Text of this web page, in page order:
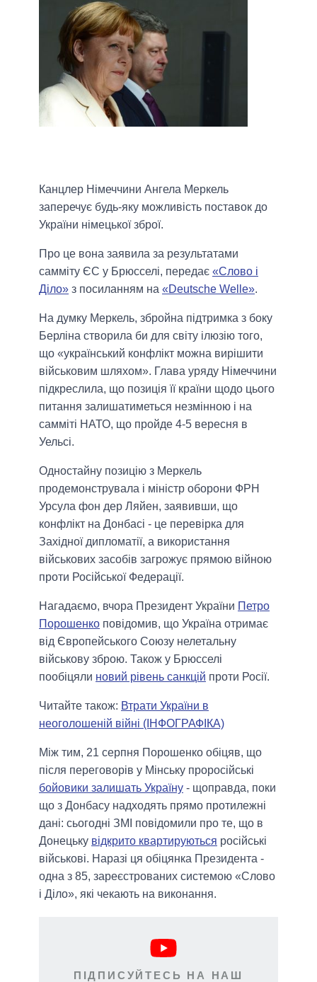
Канцлер Німеччини Ангела Меркель
заперечує будь-яку можливість поставок до
України німецької зброї.
Про це вона заявила за результатами
самміту ЄС у Брюсселі, передає «Слово і
Діло» з посиланням на «Deutsche Welle».
На думку Меркель, збройна підтримка з боку
Берліна створила би для світу ілюзію того,
що «український конфлікт можна вирішити
військовим шляхом». Глава уряду Німеччини
підкреслила, що позиція її країни щодо цього
питання залишатиметься незмінною і на
самміті НАТО, що пройде 4-5 вересня в
Уельсі.
Одностайну позицію з Меркель
продемонструвала і міністр оборони ФРН
Урсула фон дер Ляйен, заявивши, що
конфлікт на Донбасі - це перевірка для
Західної дипломатії, а використання
військових засобів загрожує прямою війною
проти Російської Федерації.
Нагадаємо, вчора Президент України Петро
Порошенко повідомив, що Україна отримає
від Європейського Союзу нелетальну
військову зброю. Також у Брюсселі
пообіцяли новий рівень санкцій проти Росії.
Читайте також: Втрати України в
неоголошеній війні (ІНФОГРАФІКА)
Між тим, 21 серпня Порошенко обіцяв, що
після переговорів у Мінську проросійські
бойовики залишать Україну - щоправда, поки
що з Донбасу надходять прямо протилежні
дані: сьогодні ЗМІ повідомили про те, що в
Донецьку відкрито квартируються російські
військові. Наразі ця обіцянка Президента -
одна з 85, зареєстрованих системою «Слово
і Діло», які чекають на виконання.
ПІДПИСУЙТЕСЬ НА НАШ